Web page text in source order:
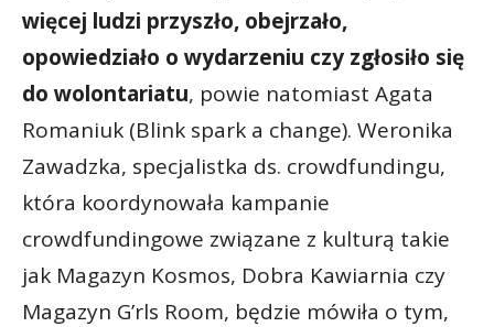
więcej ludzi przyszło, obejrzało,
opowiedziało o wydarzeniu czy zgłosiło się
do wolontariatu, powie natomiast Agata
Romaniuk (Blink spark a change). Weronika
Zawadzka, specjalistka ds. crowdfundingu,
która koordynowała kampanie
crowdfundingowe związane z kulturą takie
jak Magazyn Kosmos, Dobra Kawiarnia czy
Magazyn G’rls Room, będzie mówiła o tym,